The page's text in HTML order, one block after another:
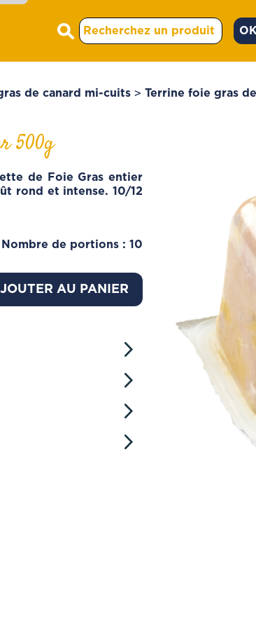
OK
de canard mi-cuits > Terrine foie gras
500g
de Foie Gras entier
rond et intense. 10/12
Nombre de portions : 10
AU PANIER